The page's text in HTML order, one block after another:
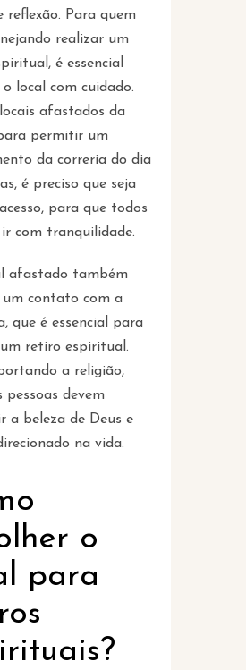
reflexão. Para quem
realizar um
é essencial
o local com cuidado.
afastados da
permitir um
da correria do dia
é preciso que seja
para que todos
com tranquilidade.
afastado também
contato com a
que é essencial para
retiro espiritual.
a religião,
pessoas devem
a beleza de Deus e
na vida.
o
para